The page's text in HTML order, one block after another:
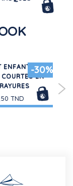
-30%
ENFANT
EN
TND